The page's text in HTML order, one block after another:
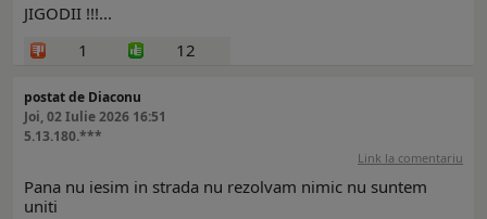
JIGODII !!!...
1
12
postat de Diaconu
Joi, 02 Iulie 2026 16:51
5.13.180.***
Link la comentariu
Pana nu iesim in strada nu rezolvam nimic nu suntem
uniti